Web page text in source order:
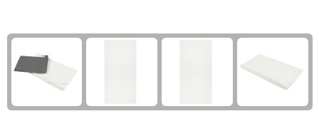
Reistassen & Trolleys
Reistassen
Trolleys